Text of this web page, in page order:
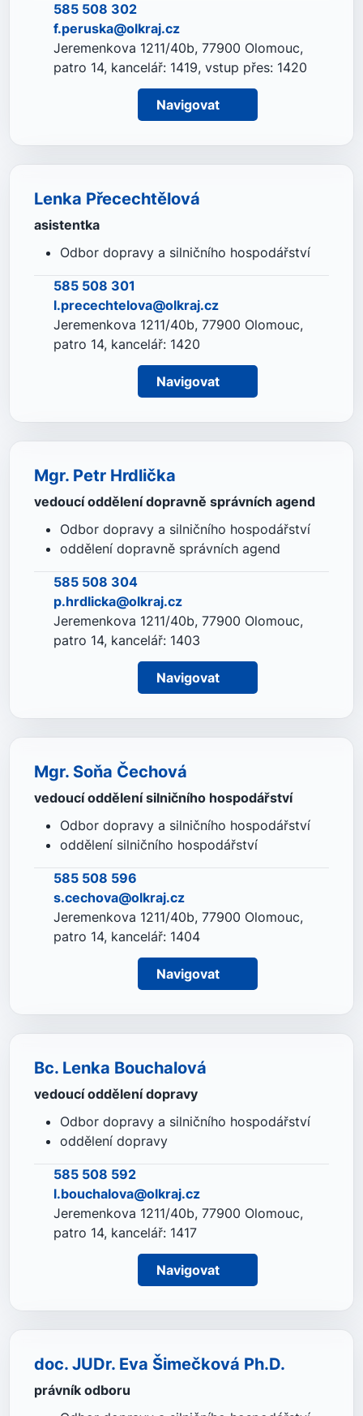
585 508 302
f.peruska@olkraj.cz
Jeremenkova 1211/40b, 77900 Olomouc,
patro 14, kancelář: 1419, vstup přes: 1420
Navigovat
Lenka Přecechtělová
asistentka
Odbor dopravy a silničního hospodářství
585 508 301
l.precechtelova@olkraj.cz
Jeremenkova 1211/40b, 77900 Olomouc,
patro 14, kancelář: 1420
Navigovat
Mgr. Petr Hrdlička
vedoucí oddělení dopravně správních agend
Odbor dopravy a silničního hospodářství
oddělení dopravně správních agend
585 508 304
p.hrdlicka@olkraj.cz
Jeremenkova 1211/40b, 77900 Olomouc,
patro 14, kancelář: 1403
Navigovat
Mgr. Soňa Čechová
vedoucí oddělení silničního hospodářství
Odbor dopravy a silničního hospodářství
oddělení silničního hospodářství
585 508 596
s.cechova@olkraj.cz
Jeremenkova 1211/40b, 77900 Olomouc,
patro 14, kancelář: 1404
Navigovat
Bc. Lenka Bouchalová
vedoucí oddělení dopravy
Odbor dopravy a silničního hospodářství
oddělení dopravy
585 508 592
l.bouchalova@olkraj.cz
Jeremenkova 1211/40b, 77900 Olomouc,
patro 14, kancelář: 1417
Navigovat
doc. JUDr. Eva Šimečková Ph.D.
právník odboru